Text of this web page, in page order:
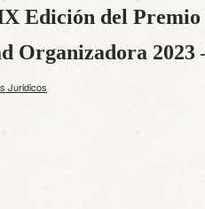
Edición del
Organizadora 2023
Juridicos